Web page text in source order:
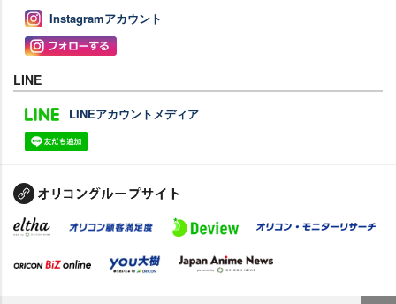
Instagramアカウント
LINE
LINEアカウントメディア